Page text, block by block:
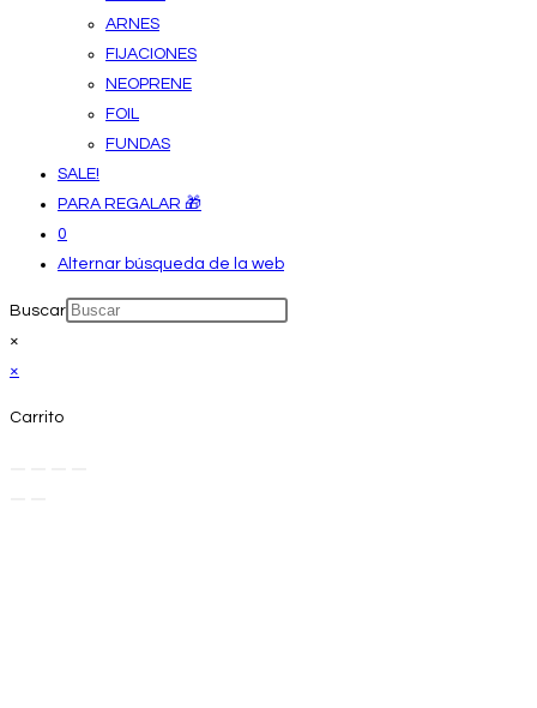
ARNES
FIJACIONES
NEOPRENE
FOIL
FUNDAS
SALE!
PARA REGALAR 🎁
0
Alternar búsqueda de la web
Buscar
×
×
Carrito